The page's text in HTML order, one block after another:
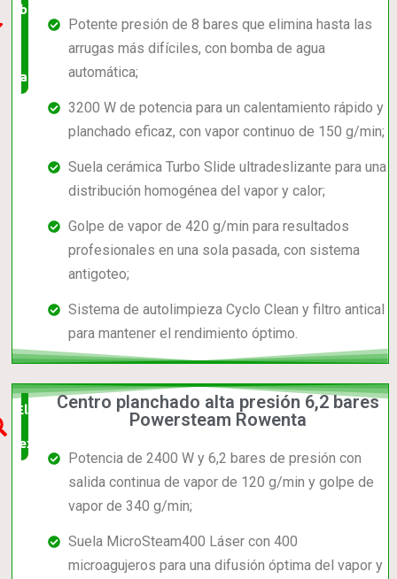
barato,
valorado!
Potente presión de 8 bares que elimina hasta las
arrugas más difíciles, con bomba de agua
automática;
3200 W de potencia para un calentamiento rápido y
planchado eficaz, con vapor continuo de 150 g/min;
Suela cerámica Turbo Slide ultradeslizante para una
distribución homogénea del vapor y calor;
Golpe de vapor de 420 g/min para resultados
profesionales en una sola pasada, con sistema
antigoteo;
Sistema de autolimpieza Cyclo Clean y filtro antical
para mantener el rendimiento óptimo.
Elección
experta
Centro planchado alta presión 6,2 bares
Powersteam Rowenta
Potencia de 2400 W y 6,2 bares de presión con
salida continua de vapor de 120 g/min y golpe de
vapor de 340 g/min;
Suela MicroSteam400 Láser con 400
microagujeros para una difusión óptima del vapor y